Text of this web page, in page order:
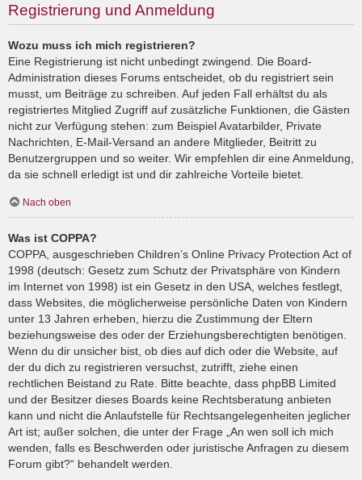
Registrierung und Anmeldung
Wozu muss ich mich registrieren?
Eine Registrierung ist nicht unbedingt zwingend. Die Board-
Administration dieses Forums entscheidet, ob du registriert sein
musst, um Beiträge zu schreiben. Auf jeden Fall erhältst du als
registriertes Mitglied Zugriff auf zusätzliche Funktionen, die Gästen
nicht zur Verfügung stehen: zum Beispiel Avatarbilder, Private
Nachrichten, E-Mail-Versand an andere Mitglieder, Beitritt zu
Benutzergruppen und so weiter. Wir empfehlen dir eine Anmeldung,
da sie schnell erledigt ist und dir zahlreiche Vorteile bietet.
Nach oben
Was ist COPPA?
COPPA, ausgeschrieben Children’s Online Privacy Protection Act of
1998 (deutsch: Gesetz zum Schutz der Privatsphäre von Kindern
im Internet von 1998) ist ein Gesetz in den USA, welches festlegt,
dass Websites, die möglicherweise persönliche Daten von Kindern
unter 13 Jahren erheben, hierzu die Zustimmung der Eltern
beziehungsweise des oder der Erziehungsberechtigten benötigen.
Wenn du dir unsicher bist, ob dies auf dich oder die Website, auf
der du dich zu registrieren versuchst, zutrifft, ziehe einen
rechtlichen Beistand zu Rate. Bitte beachte, dass phpBB Limited
und der Besitzer dieses Boards keine Rechtsberatung anbieten
kann und nicht die Anlaufstelle für Rechtsangelegenheiten jeglicher
Art ist; außer solchen, die unter der Frage „An wen soll ich mich
wenden, falls es Beschwerden oder juristische Anfragen zu diesem
Forum gibt?“ behandelt werden.